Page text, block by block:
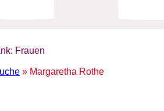
Frauen
» Margaretha Rothe